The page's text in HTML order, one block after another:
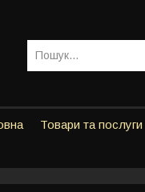
Товари та послуги